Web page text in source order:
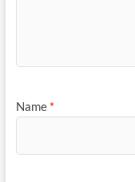
Name *